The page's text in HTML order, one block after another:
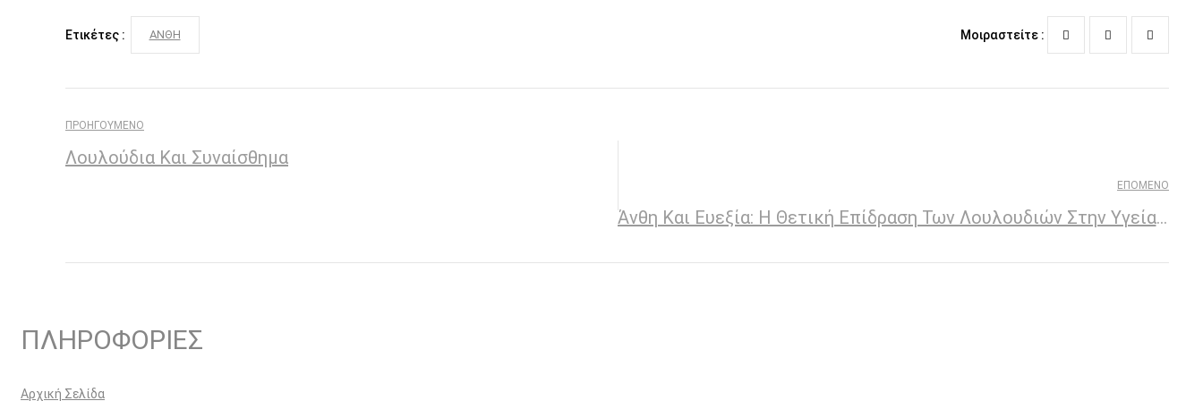
Ετικέτες : ΑΝΘΗ Μοιραστείτε :
ΠΡΟΗΓΟΎΜΕΝΟ
Λουλούδια Και Συναίσθημα
ΕΠΌΜΕΝΟ
Άνθη Και Ευεξία: Η Θετική Επίδραση Των Λουλουδιών Στην Υγεία Και Τη Διάθεση
ΠΛΗΡΟΦΟΡΙΕΣ
Αρχική Σελίδα